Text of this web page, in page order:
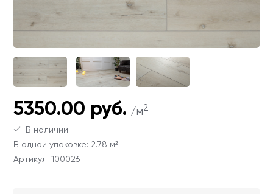
ОТПРАВИТЬ
лицам
Ваши данные не будут переданы третьим
лицам
Ваши данные не будут переданы третьим
лицам
5350.00 руб. /м2
В наличии
В одной упаковке: 2.78 м²
Артикул: 100026